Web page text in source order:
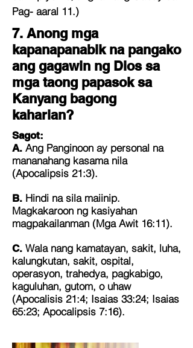
Pag- aaral 11.)
7. Anong mga
kapanapanabik na pangako
ang gagawin ng Dios sa
mga taong papasok sa
Kanyang bagong
kaharian?
Sagot:
A. Ang Panginoon ay personal na
mananahang kasama nila
(Apocalipsis 21:3).
B. Hindi na sila maiinip.
Magkakaroon ng kasiyahan
magpakailanman (Mga Awit 16:11).
C. Wala nang kamatayan, sakit, luha,
kalungkutan, sakit, ospital,
operasyon, trahedya, pagkabigo,
kaguluhan, gutom, o uhaw
(Apocalisis 21:4; Isaias 33:24; Isaias
65:23; Apocalipsis 7:16).